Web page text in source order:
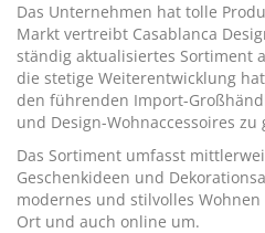
Das Unternehmen hat tolle
Markt vertreibt Casablanca
ständig aktualisiertes Sortiment
die stetige Weiterentwicklung
den führenden Import-
und Design-Wohnaccessoires zu
Das Sortiment umfasst
Geschenkideen und
modernes und stilvolles
Ort und auch online um.